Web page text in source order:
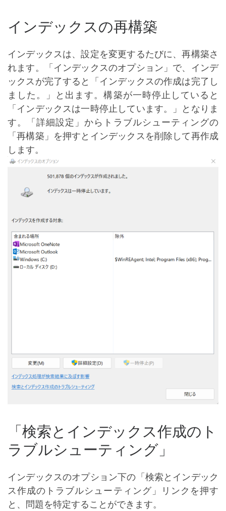
インデックスの再構築
インデックスは、設定を変更するたびに、再構築さ
れます。「インデックスのオプション」で、インデ
ックスが完了すると「インデックスの作成は完了し
ました。」と出ます。構築が一時停止していると
「インデックスは一時停止しています。」となりま
す。「詳細設定」からトラブルシューティングの
「再構築」を押すとインデックスを削除して再作成
します。
「検索とインデックス作成のト
ラブルシューティング」
インデックスのオプション下の「検索とインデック
ス作成のトラブルシューティング」リンクを押す
と、問題を特定することができます。